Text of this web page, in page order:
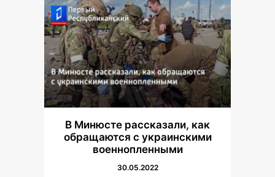
В Минюсте рассказали, как
обращаются с украинскими
военнопленными
30.05.2022